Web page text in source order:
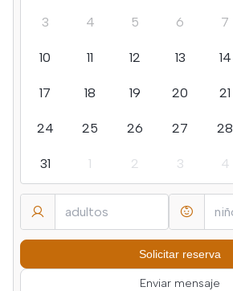
3 4 5 6 7
10 11 12 13 14
17 18 19 20 21
24 25 26 27 28
31 1 2 3 4
Enviar mensaje